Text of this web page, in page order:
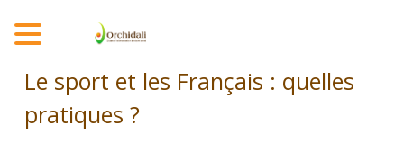
Le sport et les Français : quelles
pratiques ?